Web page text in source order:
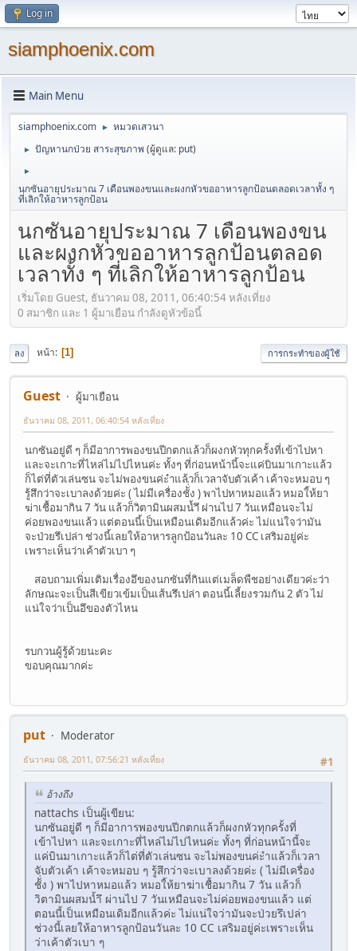
Log in
siamphoenix.com
Main Menu
siamphoenix.com ► หมวดเสวนา
► ปัญหานกป่วย สาระสุขภาพ (ผู้ดูแล: put)
►
นกซันอายุประมาณ 7 เดือนพองขนและผงกหัวขออาหารลูกป้อนตลอดเวลาทั้ง ๆ
ที่เลิกให้อาหารลูกป้อน
นกซันอายุประมาณ 7 เดือนพองขน
และผงกหัวขออาหารลูกป้อนตลอด
เวลาทั้ง ๆ ที่เลิกให้อาหารลูกป้อน
เริ่มโดย Guest, ธันวาคม 08, 2011, 06:40:54 หลังเที่ยง
0 สมาชิก และ 1 ผู้มาเยือน กำลังดูหัวข้อนี้
ลง หน้า 1 การกระทำของผู้ใช้
Guest ผู้มาเยือน
ธันวาคม 08, 2011, 06:40:54 หลังเที่ยง
นกซันอยู่ดี ๆ ก็มีอาการพองขนปีกตกแล้วก็ผงกหัวทุกครั้งที่เข้าไปหา
และจะเกาะที่ไหล่ไม่ไปไหนค่ะ ทั้งๆ ที่ก่อนหน้านี้จะแค่บินมาเกาะแล้ว
ก็ไต่ที่ตัวเล่นซน จะไม่พองขนค่ะำแล้วก็เวลาจับตัวเค้า เค้าจะหมอบ ๆ
รู้สึกว่าจะเบาลงด้วยค่ะ ( ไม่มีเครื่องชัั่่ง ) พาไปหาหมอแล้ว หมอใ้ห้ยา
ฆ่าเชื้อมากิน 7 วัน แล้วก็วิตามินผสมน้ำึ ผ่านไป 7 วันเหมือนจะไม่
ค่อยพองขนแล้ว แต่ตอนนี้เป็นเหมือนเดิมอีกแล้วค่ะ ไม่แน่ใจว่ามัน
จะป่วยรึเปล่า ช่วงนี้เลยให้อาหารลูกป้อนวันละ 10 CC เสริมอยู่ค่ะ
เพราะเห็นว่าเค้าตัวเบา ๆ
สอบถามเพิ่มเติมเรื่องอึของนกซันที่กินแต่เมล็ดพืชอย่างเดียวค่ะว่า
ลักษณะจะเป็นสีเขียวเข้มเป็นเส้นรึเปล่า ตอนนี้เลี้ยงรวมกัน 2 ตัว ไม่
แน่ใจว่าเป็นอึของตัวไหน
รบกวนผู้รู้ด้วยนะคะ
ขอบคุณมากค่ะ
put
Moderator
#1
ธันวาคม 08, 2011, 07:56:21 หลังเที่ยง
อ้างถึง
nattachs เป็นผู้เขียน:
นกซันอยู่ดี ๆ ก็มีอาการพองขนปีกตกแล้วก็ผงกหัวทุกครั้งที่
เข้าไปหา และจะเกาะที่ไหล่ไม่ไปไหนค่ะ ทั้งๆ ที่ก่อนหน้านี้จะ
แค่บินมาเกาะแล้วก็ไต่ที่ตัวเล่นซน จะไม่พองขนค่ะำแล้วก็เวลา
จับตัวเค้า เค้าจะหมอบ ๆ รู้สึกว่าจะเบาลงด้วยค่ะ ( ไม่มีเครื่อง
ชัั่่ง ) พาไปหาหมอแล้ว หมอใ้ห้ยาฆ่าเชื้อมากิน 7 วัน แล้วก็
วิตามินผสมน้ำึ ผ่านไป 7 วันเหมือนจะไม่ค่อยพองขนแล้ว แต่
ตอนนี้เป็นเหมือนเดิมอีกแล้วค่ะ ไม่แน่ใจว่ามันจะป่วยรึเปล่า
ช่วงนี้เลยให้อาหารลูกป้อนวันละ 10 CC เสริมอยู่ค่ะเพราะเห็น
ว่าเค้าตัวเบา ๆ